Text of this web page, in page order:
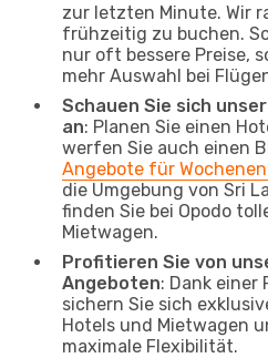
zur letzten Minute. Wir
frühzeitig zu buchen.
nur oft bessere Preise,
mehr Auswahl bei
Schauen Sie sich
an: Planen Sie einen
werfen Sie auch einen
Angebote für
die Umgebung von Sri
finden Sie bei Opodo
Mietwagen.
Profitieren Sie von
Angeboten: Dank
sichern Sie sich
Hotels und Mietwagen
maximale Flexibilität.